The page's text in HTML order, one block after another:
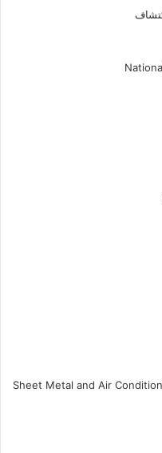
Sheet Metal and Air